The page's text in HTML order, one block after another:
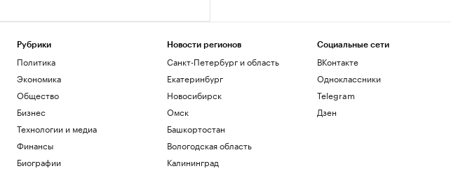
Рубрики
Политика
Экономика
Общество
Бизнес
Технологии и медиа
Финансы
Биографии
Новости регионов
Санкт-Петербург и область
Екатеринбург
Новосибирск
Омск
Башкортостан
Вологодская область
Калининград
Социальные сети
ВКонтакте
Одноклассники
Telegram
Дзен